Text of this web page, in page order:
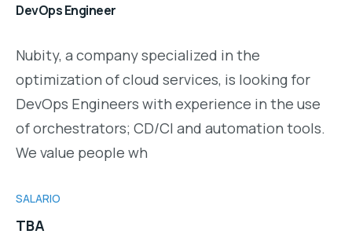
DevOps Engineer
Nubity, a company specialized in the
optimization of cloud services, is looking for
DevOps Engineers with experience in the use
of orchestrators; CD/CI and automation tools.
We value people wh
SALARIO
TBA